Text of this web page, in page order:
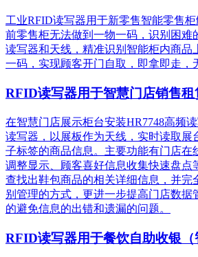
工业RFID读写器用于新零售智能零售
前零售柜无法做到一物一码，识别困难
读写器和天线，精准识别​智能柜内商品
一码，实现顾客开门自取，即拿即走，
RFID读写器用于智慧门店销售
在智慧门店展示柜台安装HR7748高频
读写器，以展板作为天线，实时读取展
子标签的商品信息。主要功能有门店在
调整显示、顾客喜好信息收集快速盘点
查找出鞋包商品的相关详细信息，并完
别管理的方式，更进一步提高门店数据
的避免信息的出错和遗漏的问题。
RFID读写器用于餐饮自助收银（